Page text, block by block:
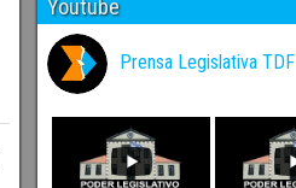
Youtube
Prensa Legislativa TDF